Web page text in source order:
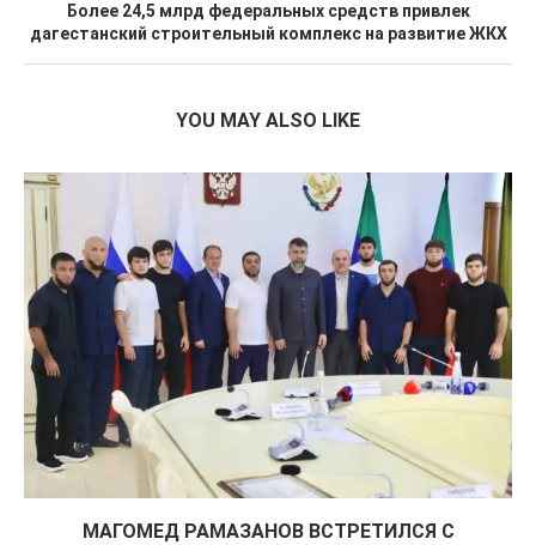
Более 24,5 млрд федеральных средств привлек
дагестанский строительный комплекс на развитие ЖКХ
YOU MAY ALSO LIKE
МАГОМЕД РАМАЗАНОВ ВСТРЕТИЛСЯ С